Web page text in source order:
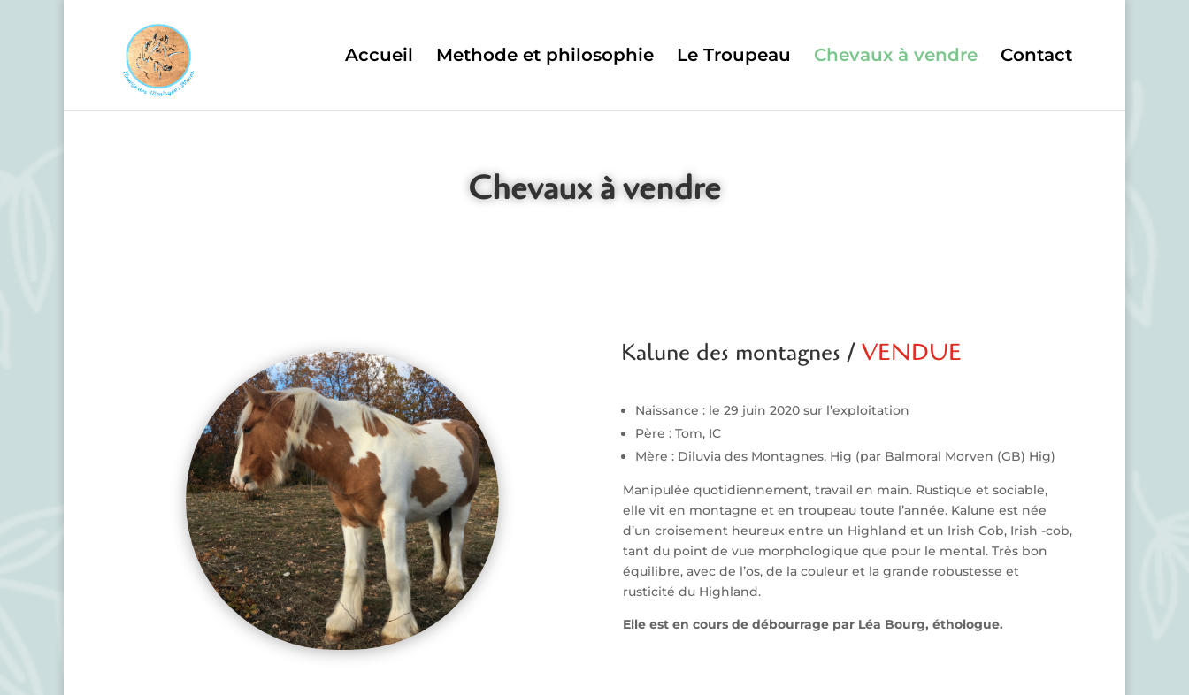
Accueil Methode et philosophie Le Troupeau Chevaux à vendre Contact
Chevaux à vendre
Kalune des montagnes / VENDUE
Naissance : le 29 juin 2020 sur l’exploitation
Père : Tom, IC
Mère : Diluvia des Montagnes, Hig (par Balmoral Morven (GB) Hig)
Manipulée quotidiennement, travail en main. Rustique et sociable,
elle vit en montagne et en troupeau toute l’année. Kalune est née
d’un croisement heureux entre un Highland et un Irish Cob, Irish -cob,
tant du point de vue morphologique que pour le mental. Très bon
équilibre, avec de l’os, de la couleur et la grande robustesse et
rusticité du Highland.
Elle est en cours de débourrage par Léa Bourg, éthologue.